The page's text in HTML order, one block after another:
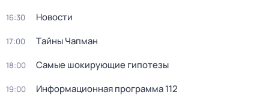
16:30 Новости
17:00 Тaйны Чапман
18:00 Самые шoкиpующие гипотезы
19:00 Информационная программа 112